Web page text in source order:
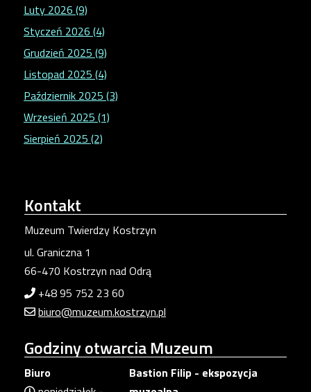
Luty 2026 (9)
Styczeń 2026 (4)
Grudzień 2025 (9)
Listopad 2025 (4)
Październik 2025 (3)
Wrzesień 2025 (1)
Sierpień 2025 (2)
Kontakt
Muzeum Twierdzy Kostrzyn
ul. Graniczna 1
66-470 Kostrzyn nad Odrą
+48 95 752 23 60
biuro@muzeum.kostrzyn.pl
Godzinyotwarcia Muzeum
Biuro
Bastion Filip - ekspozycja